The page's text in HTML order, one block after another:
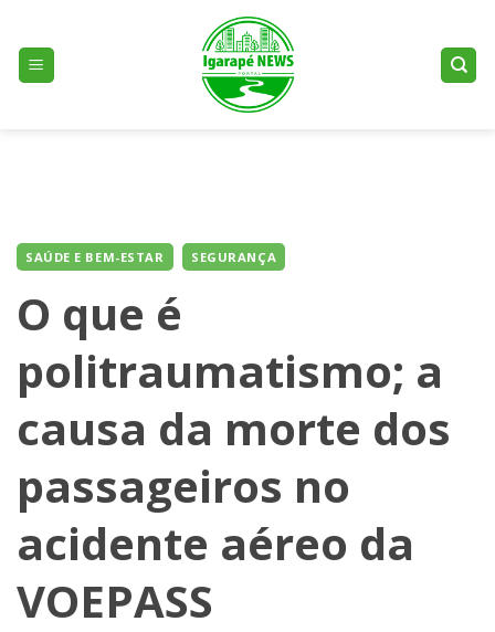
content
SAÚDE E BEM-ESTAR SEGURANÇA
O que é
politraumatismo; a
causa da morte dos
passageiros no
acidente aéreo da
VOEPASS